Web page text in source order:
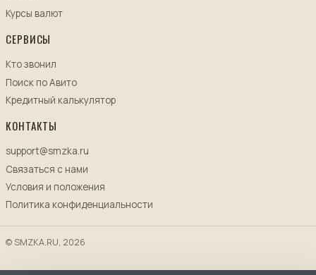
Курсы валют
СЕРВИСЫ
Кто звонил
Поиск по Авито
Кредитный калькулятор
КОНТАКТЫ
support@smzka.ru
Связаться с нами
Условия и положения
Политика конфиденциальности
© SMZKA.RU, 2026